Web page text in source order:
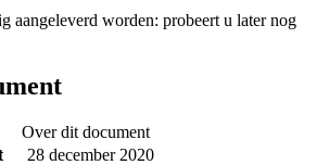
aangeleverd worden: probeert u later nog
Over dit document
28 december 2020